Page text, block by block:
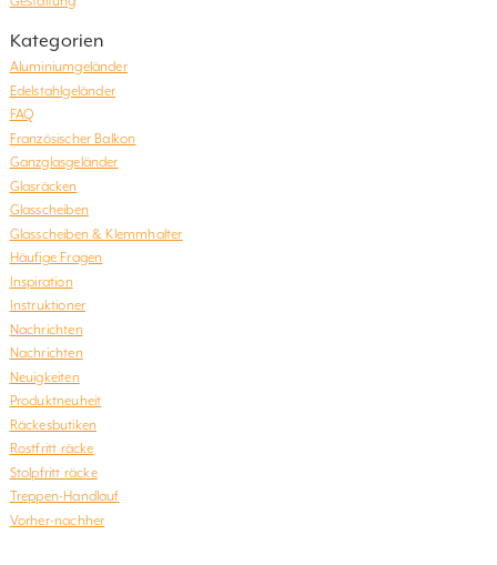
Kategorien
Aluminiumgeländer
Edelstahlgeländer
FAQ
Französischer Balkon
Ganzglasgeländer
Glasräcken
Glasscheiben
Glasscheiben & Klemmhalter
Häufige Fragen
Inspiration
Instruktioner
Nachrichten
Nachrichten
Neuigkeiten
Produktneuheit
Räckesbutiken
Rostfritt räcke
Stolpfritt räcke
Treppen-Handlauf
Vorher-nachher